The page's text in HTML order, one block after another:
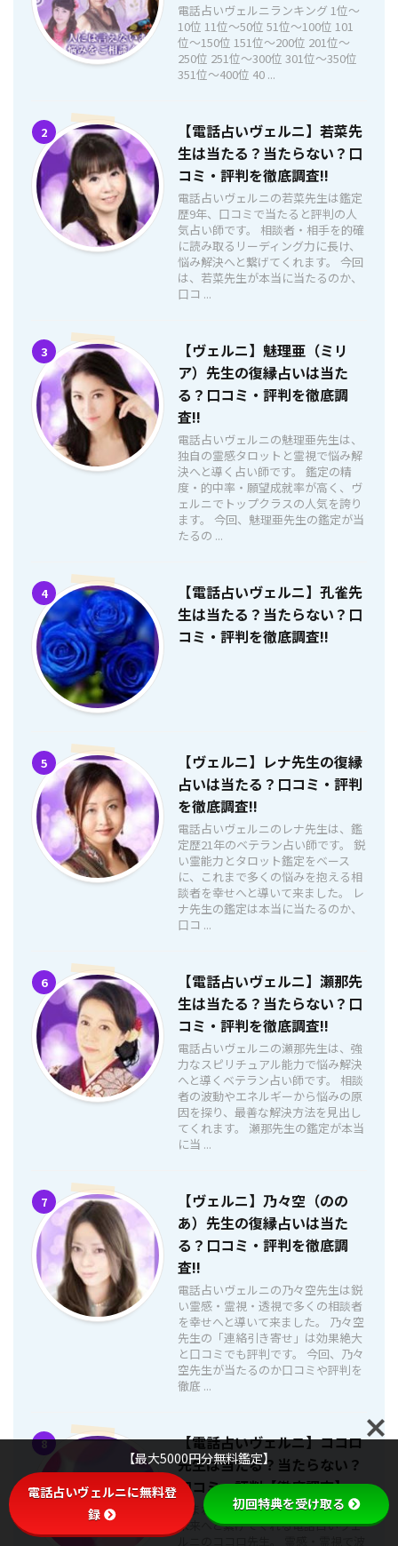
電話占いヴェルニランキング 1位〜
10位 11位〜50位 51位〜100位 101
位〜150位 151位〜200位 201位〜
250位 251位〜300位 301位〜350位
351位〜400位 40 ...
2
【電話占いヴェルニ】若菜先
生は当たる？当たらない？口
コミ・評判を徹底調査!!
電話占いヴェルニの若菜先生は鑑定
歴9年、口コミで当たると評判の人
気占い師です。 相談者・相手を的確
に読み取るリーディング力に長け、
悩み解決へと繋げてくれます。 今回
は、若菜先生が本当に当たるのか、
口コ ...
3
【ヴェルニ】魅理亜（ミリ
ア）先生の復縁占いは当た
る？口コミ・評判を徹底調
査!!
電話占いヴェルニの魅理亜先生は、
独自の霊感タロットと霊視で悩み解
決へと導く占い師です。 鑑定の精
度・的中率・願望成就率が高く、ヴ
ェルニでトップクラスの人気を誇り
ます。 今回、魅理亜先生の鑑定が当
たるの ...
4
【電話占いヴェルニ】孔雀先
生は当たる？当たらない？口
コミ・評判を徹底調査!!
5
【ヴェルニ】レナ先生の復縁
占いは当たる？口コミ・評判
を徹底調査!!
電話占いヴェルニのレナ先生は、鑑
定歴21年のベテラン占い師です。 鋭
い霊能力とタロット鑑定をベース
に、これまで多くの悩みを抱える相
談者を幸せへと導いて来ました。 レ
ナ先生の鑑定は本当に当たるのか、
口コ ...
6
【電話占いヴェルニ】瀬那先
生は当たる？当たらない？口
コミ・評判を徹底調査!!
電話占いヴェルニの瀬那先生は、強
力なスピリチュアル能力で悩み解決
へと導くベテラン占い師です。 相談
者の波動やエネルギーから悩みの原
因を探り、最善な解決方法を見出し
てくれます。 瀬那先生の鑑定が本当
に当 ...
7
【ヴェルニ】乃々空（のの
あ）先生の復縁占いは当た
る？口コミ・評判を徹底調
査!!
電話占いヴェルニの乃々空先生は鋭
い霊感・霊視・透視で多くの相談者
を幸せへと導いて来ました。 乃々空
先生の「連絡引き寄せ」は効果絶大
と口コミでも評判です。 今回、乃々
空先生が当たるのか口コミや評判を
徹底 ...
8
【電話占いヴェルニ】ココロ
先生は当たる？当たらない？
口コミ・評判【徹底調査】
生まれつき持つ鋭い霊感で、明るい
未来へと繋げてくれる電話占いヴェ
【最大5000円分無料鑑定】
電話占いヴェルニに無料登
録
初回特典を受け取る